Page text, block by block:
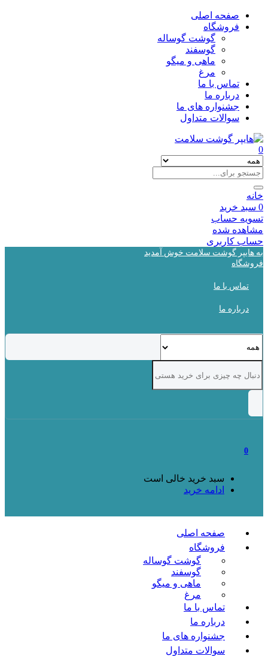
صفحه اصلی
فروشگاه
گوشت گوساله
گوسفند
ماهی و میگو
مرغ
تماس با ما
درباره ما
جشنواره های ما
سوالات متداول
خانه
سبد خرید
تسویه حساب
مشاهده شده
حساب کاربری
به هایپر گوشت سلامت خوش آمدید
فروشگاه
تماس با ما
درباره ما
سبد خرید خالی است
ادامه خرید
صفحه اصلی
فروشگاه
گوشت گوساله
گوسفند
ماهی و میگو
مرغ
تماس با ما
درباره ما
جشنواره های ما
سوالات متداول